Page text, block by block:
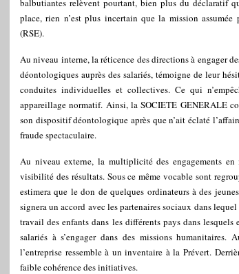
balbutiantes relèvent pourtant, bien plus du déclaratif
place, rien n’est plus incertain que la mission
(RSE).
Au niveau interne, la réticence des directions à engager
déontologiques auprès des salariés, témoigne de leur
conduites individuelles et collectives. Ce qui
appareillage normatif. Ainsi, la SOCIETE GENERALE
son dispositif déontologique après que n’ait éclaté
fraude spectaculaire.
Au niveau externe, la multiplicité des engagements
visibilité des résultats. Sous ce même vocable sont
estimera que le don de quelques ordinateurs à des
signera un accord avec les partenaires sociaux dans
travail des enfants dans les différents pays dans lesquels
salariés à s’engager dans des missions
l’entreprise ressemble à un inventaire à la Prévert.
faible cohérence des initiatives.